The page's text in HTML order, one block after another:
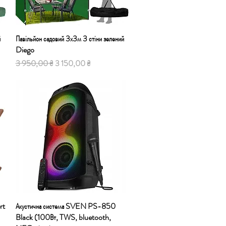
Швидкий перегляд
Павільйон садовий 3х3м 3 стіни зелений
Diego
Звичайна ціна
3 950,00 ₴ За розпродажем
3 150,00 ₴
Швидкий перегляд
Акустична система SVEN PS-850
Black (100Вт, TWS, bluetooth,